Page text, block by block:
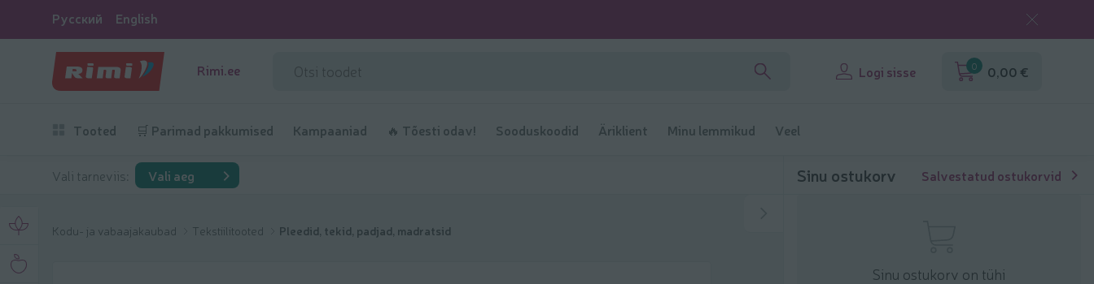
Русский English
Rimi.ee Logi sisse 0 0,00 €
Tooted 🛒 Parimad pakkumised Kampaaniad 🔥 Tõesti odav! Sooduskoodid Äriklient Minu lemmikud Veel
Vali tarneviis: Vali aeg
Kodu- ja vabaajakaubad Tekstiilitooted Pleedid, tekid, padjad, madratsid
Sinu ostukorv Salvestatud ostukorvid
Sinu ostukorv on tühi